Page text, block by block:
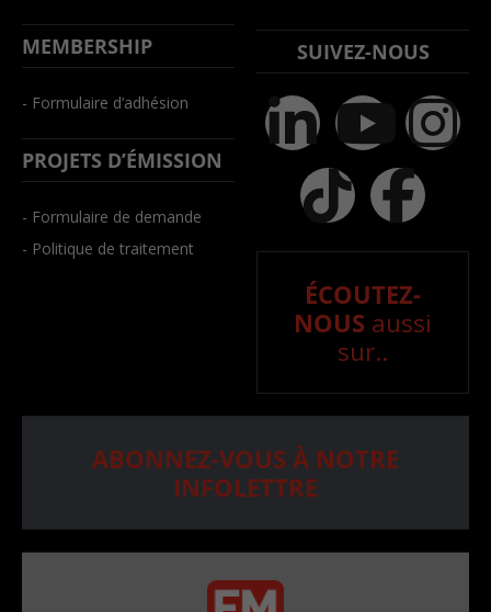
MEMBERSHIP
- Formulaire d’adhésion
PROJETS D’ÉMISSION
- Formulaire de demande
- Politique de traitement
SUIVEZ-NOUS
ÉCOUTEZ-
NOUS aussi
sur..
ABONNEZ-VOUS À NOTRE
INFOLETTRE